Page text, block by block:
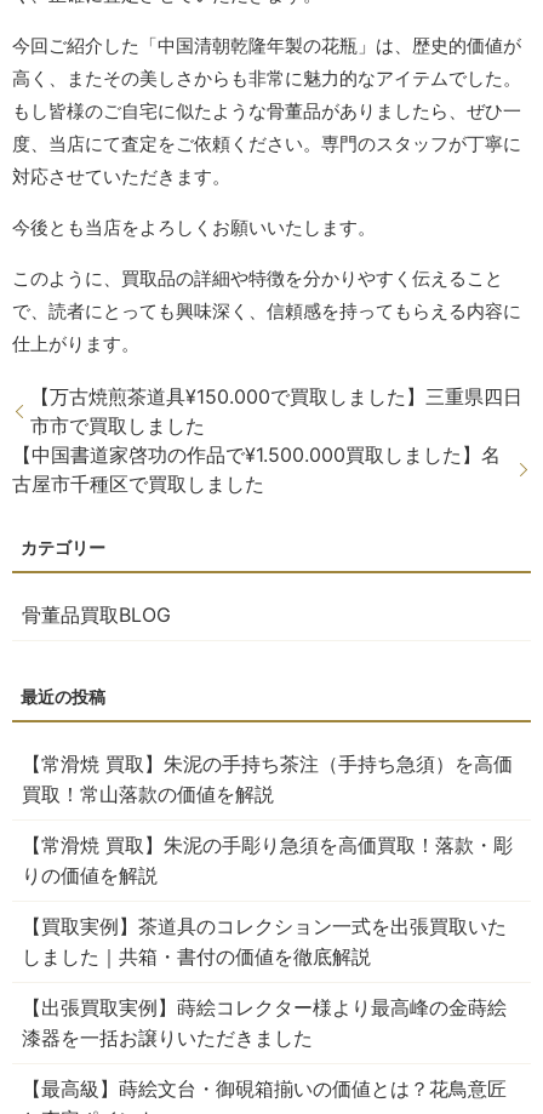
今回ご紹介した「中国清朝乾隆年製の花瓶」は、歴史的価値が
高く、またその美しさからも非常に魅力的なアイテムでした。
もし皆様のご自宅に似たような骨董品がありましたら、ぜひ一
度、当店にて査定をご依頼ください。専門のスタッフが丁寧に
対応させていただきます。
今後とも当店をよろしくお願いいたします。
このように、買取品の詳細や特徴を分かりやすく伝えること
で、読者にとっても興味深く、信頼感を持ってもらえる内容に
仕上がります。
【万古焼煎茶道具¥150.000で買取しました】三重県四日
市市で買取しました
【中国書道家啓功の作品で¥1.500.000買取しました】名
古屋市千種区で買取しました
骨董品買取BLOG
【常滑焼 買取】朱泥の手持ち茶注（手持ち急須）を高価
買取！常山落款の価値を解説
【常滑焼 買取】朱泥の手彫り急須を高価買取！落款・彫
りの価値を解説
【買取実例】茶道具のコレクション一式を出張買取いた
しました｜共箱・書付の価値を徹底解説
【出張買取実例】蒔絵コレクター様より最高峰の金蒔絵
漆器を一括お譲りいただきました
【最高級】蒔絵文台・御硯箱揃いの価値とは？花鳥意匠